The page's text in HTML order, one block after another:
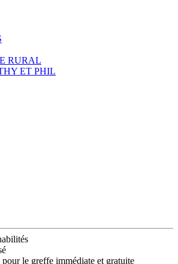
RURAL
ET PHIL
le greffe immédiate et gratuite